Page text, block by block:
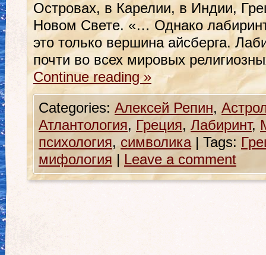
Островах, в Карелии, в Индии,
Новом Свете. «… Однако
это только вершина айсберга.
почти во всех мировых
Continue reading»
Categories: Алексей Репин,
Атлантология, Греция, Лабиринт,
психология, символика | Tags:
мифология | Leave a comment